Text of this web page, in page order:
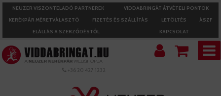
NEUZER VISZONTELADÓ PARTNEREK
VIDDABRINGÁT ÁTVÉTELI PONTOK
KERÉKPÁR MÉRETVÁLASZTÓ
FIZETÉS ÉS SZÁLLÍTÁS LETÖLTÉS
ÁSZF
ELÁLLÁS A SZERZŐDÉSTŐL
KAPCSOLAT
+36 20 427 1232